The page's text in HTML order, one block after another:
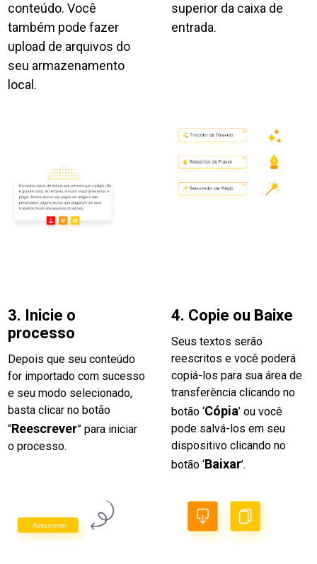
conteúdo. Você
também pode fazer
upload de arquivos do
seu armazenamento
local.
superior da caixa de
entrada.
3. Inicie o
processo
Depois que seu conteúdo
for importado com sucesso
e seu modo selecionado,
basta clicar no botão
“Reescrever” para iniciar
o processo.
4. Copie ou Baixe
Seus textos serão
reescritos e você poderá
copiá-los para sua área de
transferência clicando no
botão ‘Cópia’ ou você
pode salvá-los em seu
dispositivo clicando no
botão ‘Baixar’.